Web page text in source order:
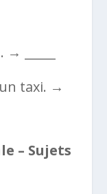
_____
taxi. →
– Sujets